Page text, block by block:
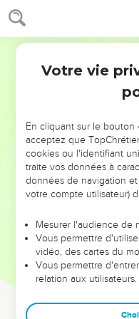
NE MANQUEZ
DE
ET SI LEURS
leur foi ou leur vision.
et les saisons difficiles
sont elles
Dans cette conférence,
clés pour avancer avec
Votre vie
En cliquant sur le bouton
acceptez que
cookies ou l'identifiant
traite vos données à
données de navigation
votre compte utilisateur)
Mesurer l'audience de
Vous permettre
vidéo, des cartes du
Vous permettre
relation aux utilisateurs.